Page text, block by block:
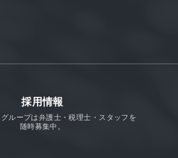
採用情報
ループは弁護士・税理士・スタッフを
随時募集中。